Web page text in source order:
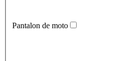
Pantalon de moto